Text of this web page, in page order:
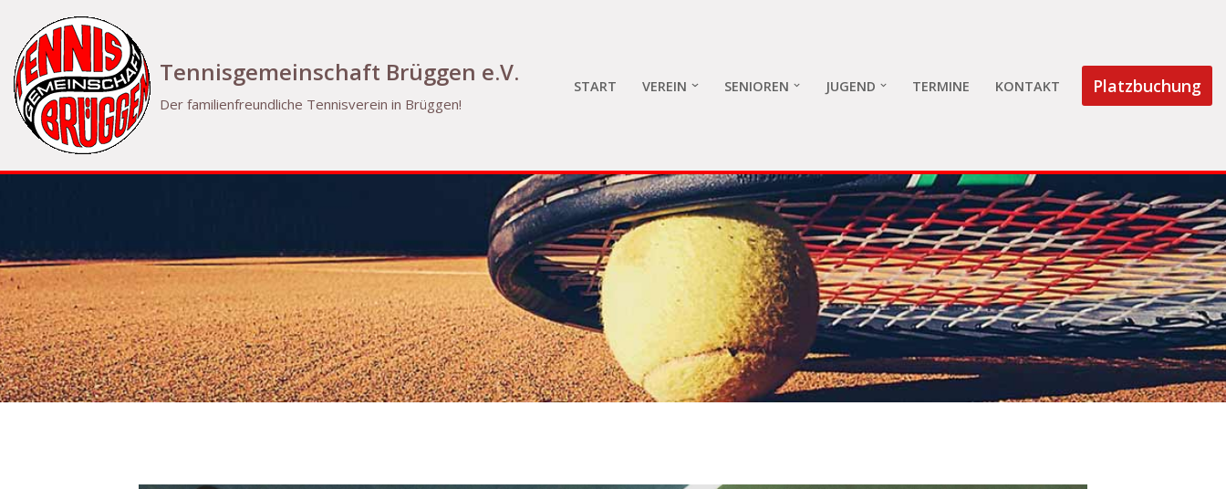
Zum
Inhalt
springen
Tennisgemeinschaft Brüggen e.V.
Der familienfreundliche Tennisverein in Brüggen!
START VEREIN SENIOREN JUGEND TERMINE KONTAKT Platzbuchung